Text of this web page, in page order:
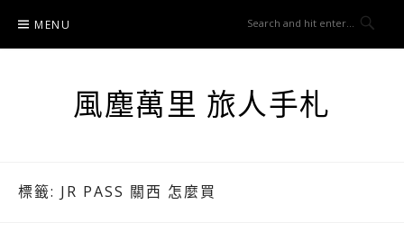
content
MENU
風塵萬里 旅人手札
標籤: JR PASS 關西 怎麼買